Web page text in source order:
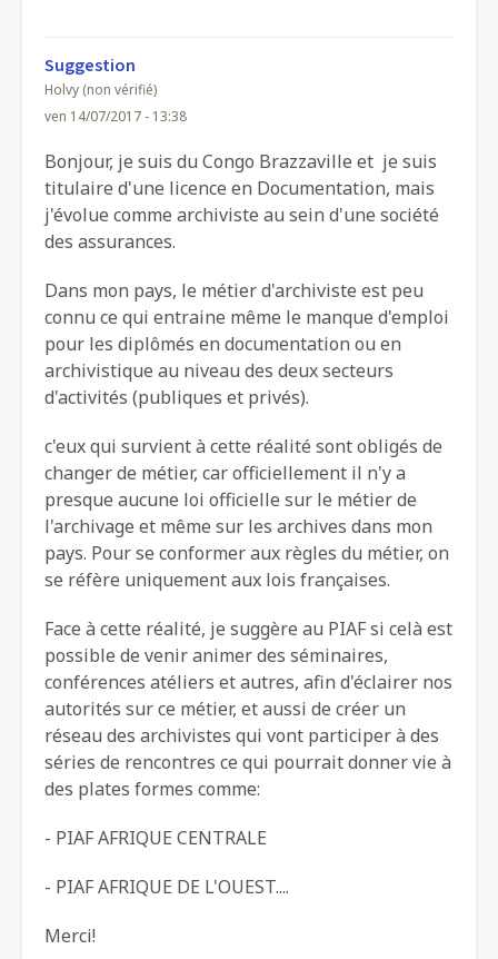
Suggestion
Holvy (non vérifié)
ven 14/07/2017 - 13:38
Bonjour, je suis du Congo Brazzaville et je suis
titulaire d'une licence en Documentation, mais
j'évolue comme archiviste au sein d'une société
des assurances.
Dans mon pays, le métier d'archiviste est peu
connu ce qui entraine même le manque d'emploi
pour les diplômés en documentation ou en
archivistique au niveau des deux secteurs
d'activités (publiques et privés).
c'eux qui survient à cette réalité sont obligés de
changer de métier, car officiellement il n'y a
presque aucune loi officielle sur le métier de
l'archivage et même sur les archives dans mon
pays. Pour se conformer aux règles du métier, on
se réfère uniquement aux lois françaises.
Face à cette réalité, je suggère au PIAF si celà est
possible de venir animer des séminaires,
conférences atéliers et autres, afin d'éclairer nos
autorités sur ce métier, et aussi de créer un
réseau des archivistes qui vont participer à des
séries de rencontres ce qui pourrait donner vie à
des plates formes comme:
- PIAF AFRIQUE CENTRALE
- PIAF AFRIQUE DE L'OUEST....
Merci!